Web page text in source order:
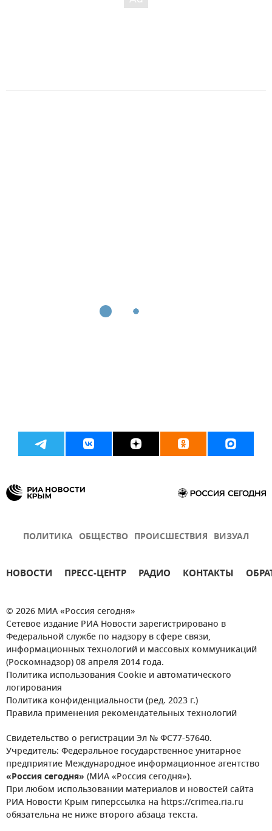
ПОЛИТИКА ОБЩЕСТВО ПРОИСШЕСТВИЯ ВИЗУАЛ
НОВОСТИ ПРЕСС-ЦЕНТР РАДИО КОНТАКТЫ
© 2026 МИА «Россия сегодня»
Сетевое издание РИА Новости зарегистрировано в
Федеральной службе по надзору в сфере связи,
информационных технологий и массовых коммуникаций
(Роскомнадзор) 08 апреля 2014 года.
Политика использования Cookie и автоматического
логирования
Политика конфиденциальности (ред. 2023 г.)
Правила применения рекомендательных технологий
Свидетельство о регистрации Эл № ФС77-57640.
Учредитель: Федеральное государственное унитарное
предприятие Международное информационное агентство
«Россия сегодня» (МИА «Россия сегодня»).
При любом использовании материалов и новостей сайта
РИА Новости Крым гиперссылка на https://crimea.ria.ru
обязательна не ниже второго абзаца текста.